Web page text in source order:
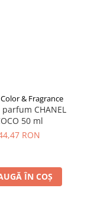
& Fragrance
CHANEL
50 ml
RON
ÎN COȘ